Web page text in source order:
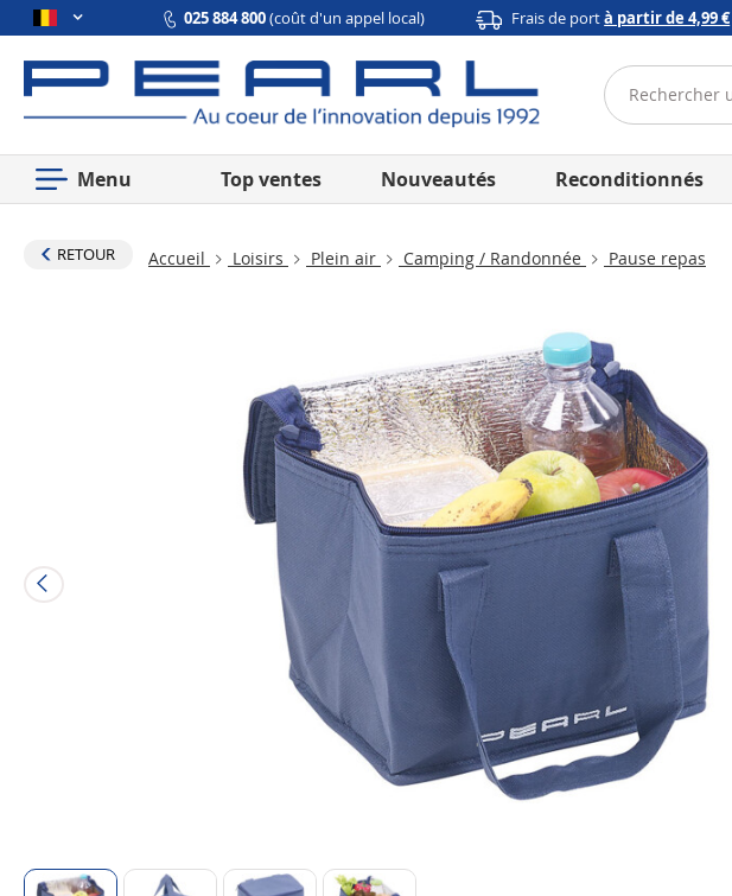
025 884 800(coût d'un appel local) Frais de portà partir de 4,99 €
Menu Top ventes Nouveautés Reconditionnés
RETOUR Accueil Loisirs Plein air Camping / Randonnée Pause repas